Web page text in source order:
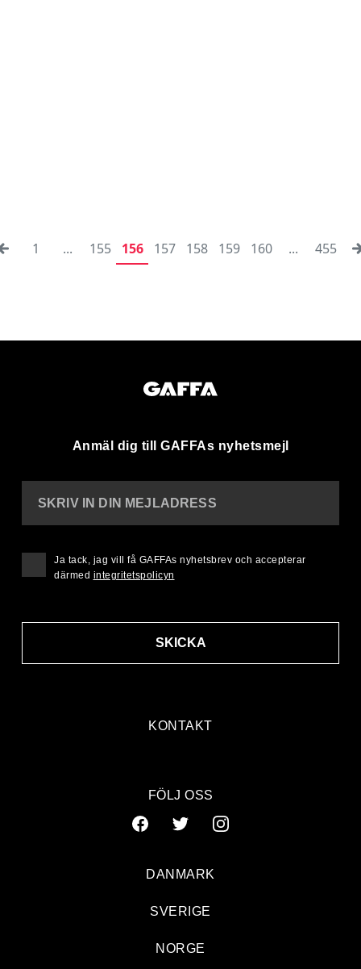
1 ... 155 156 157 158 159 160 ... 455
Anmäl dig till GAFFAs nyhetsmejl
KONTAKT
SKRIV IN DIN MEJLADRESS
SKICKA
Ja tack, jag vill få GAFFAs nyhetsbrev och accepterar
därmed integritetspolicyn
FÖLJ OSS
DANMARK
SVERIGE
NORGE